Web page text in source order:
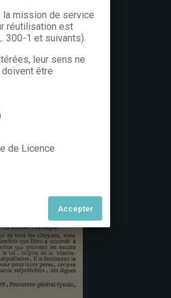
la mission de service
réutilisation est
300-1 et suivants).
leur sens ne
être
de Licence